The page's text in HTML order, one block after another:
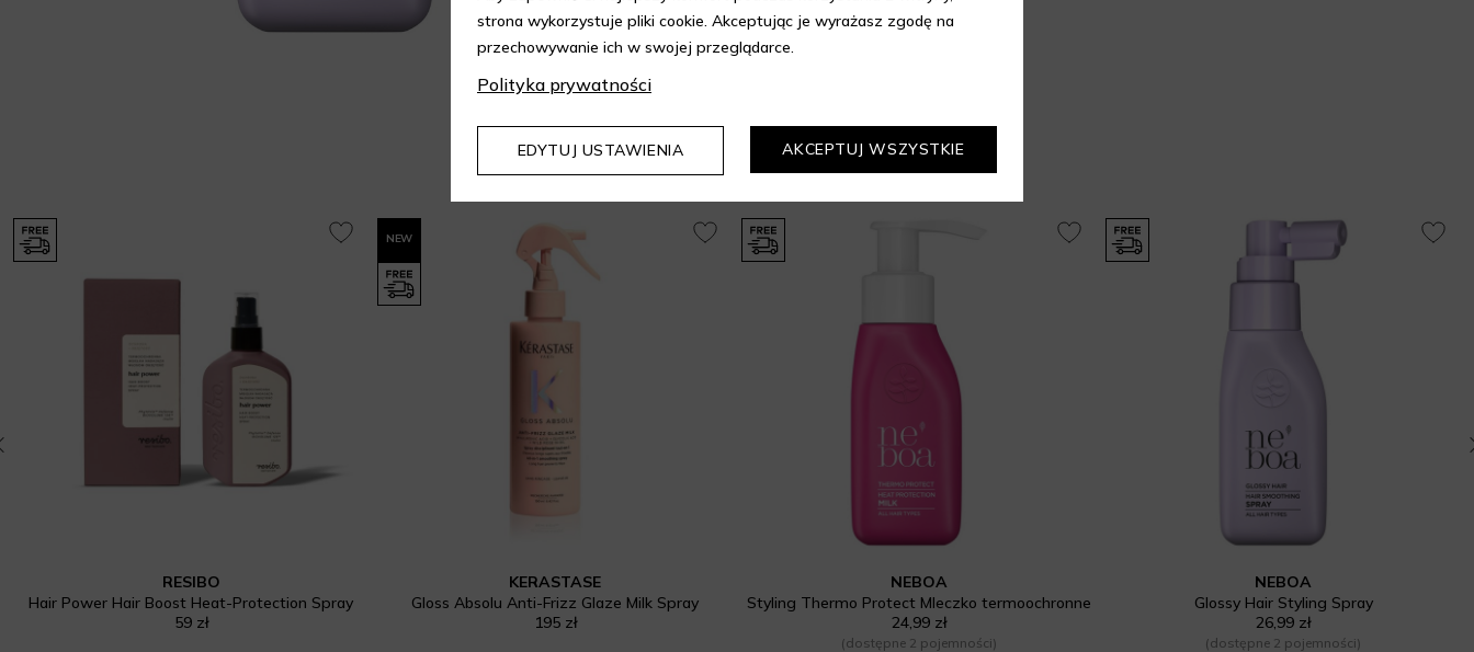
Mogą Cię zainteresować
RESIBO
Hair Power Hair Boost Heat-Protection Spray
59 zł
NEW
KERASTASE
Gloss Absolu Anti-Frizz Glaze Milk Spray
195 zł
NEBOA
Styling Thermo Protect Mleczko termoochronne
24,99 zł
(dostępne 2 pojemności)
NEBOA
Glossy Hair Styling Spray
26,99 zł
(dostępne 2 pojemności)
strona wykorzystuje pliki cookie. Akceptując je wyrażasz zgodę na
przechowywanie ich w swojej przeglądarce.
Polityka prywatności
EDYTUJ USTAWIENIA AKCEPTUJ WSZYSTKIE